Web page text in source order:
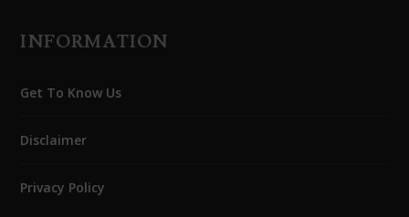
INFORMATION
Get To Know Us
Disclaimer
Privacy Policy